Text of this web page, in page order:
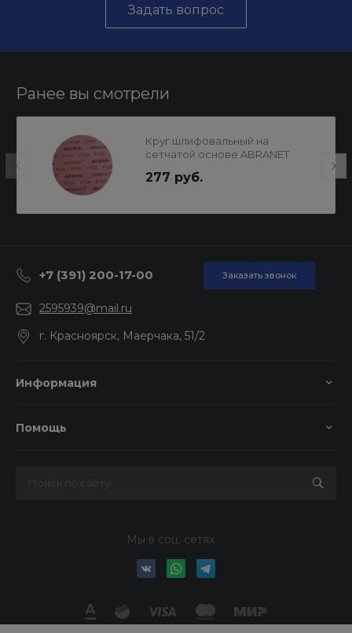
Задать вопрос
Ранее вы смотрели
Круг шлифовальный на
сетчатой основе ABRANET
277 руб.
+7 (391) 200-17-00 Заказать звонок
2595939@mail.ru
г. Красноярск, Маерчака, 51/2
Информация
Помощь
Мы в соц. сетях